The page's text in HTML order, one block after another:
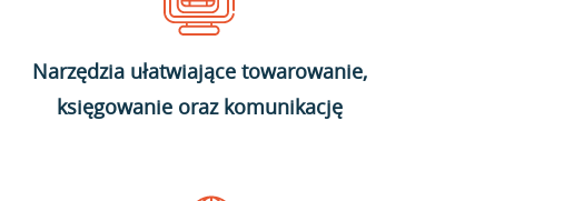
Narzędzia ułatwiające towarowanie,
księgowanie oraz komunikację